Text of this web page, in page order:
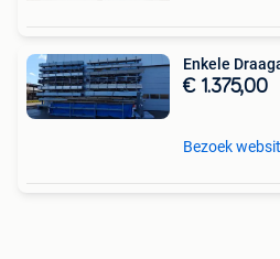
Enkele
€ 1.375,00
Bezoek